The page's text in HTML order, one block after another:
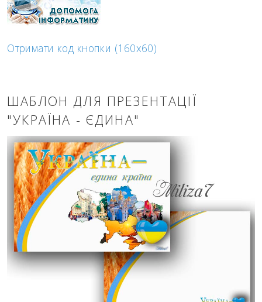
Отримати код кнопки (160x60)
ШАБЛОН ДЛЯ ПРЕЗЕНТАЦІЇ
"УКРАЇНА - ЄДИНА"